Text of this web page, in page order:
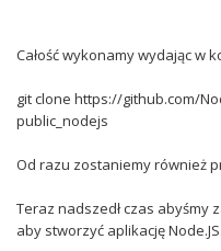
Całość wykonamy wydając w
git clone https://github.com/
public_nodejs
Od razu zostaniemy również
Teraz nadszedł czas abyśmy
aby stworzyć aplikację Node.JS.